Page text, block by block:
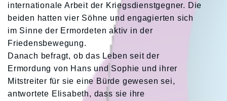
internationale Arbeit der Kriegsdienstgegner. Die
beiden hatten vier Söhne und engagierten sich
im Sinne der Ermordeten aktiv in der
Friedensbewegung.
Danach befragt, ob das Leben seit der
Ermordung von Hans und Sophie und ihrer
Mitstreiter für sie eine Bürde gewesen sei,
antwortete Elisabeth, dass sie ihre